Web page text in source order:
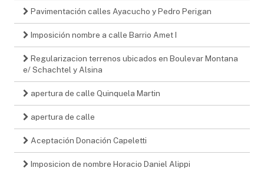
Pavimentación calles Ayacucho y Pedro Perigan
Imposición nombre a calle Barrio Amet I
Regularizacion terrenos ubicados en Boulevar Montana
e/ Schachtel y Alsina
apertura de calle Quinquela Martin
apertura de calle
Aceptación Donación Capeletti
Imposicion de nombre Horacio Daniel Alippi